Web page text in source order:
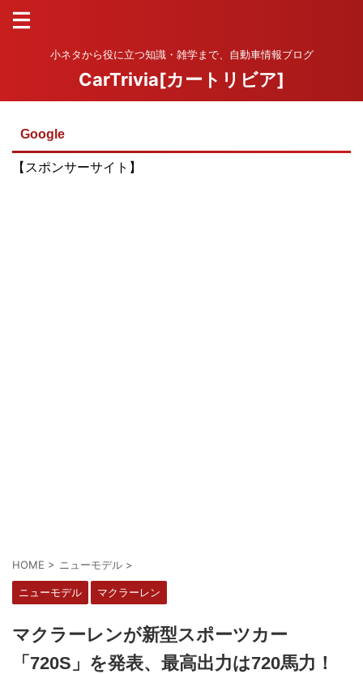
小ネタから役に立つ知識・雑学まで、自動車情報ブログ
CarTrivia[カートリビア]
Google
【スポンサーサイト】
HOME > ニューモデル >
ニューモデル マクラーレン
マクラーレンが新型スポーツカー
「720S」を発表、最高出力は720馬力！